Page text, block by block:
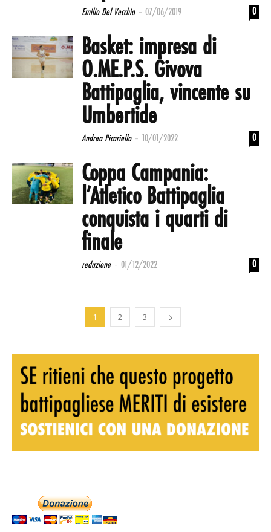
Emilio Del Vecchio - 07/06/2019 0
Basket: impresa di
O.ME.P.S. Givova
Battipaglia, vincente su
Umbertide
Andrea Picariello - 10/01/2022 0
Coppa Campania:
l’Atletico Battipaglia
conquista i quarti di
finale
redazione - 01/12/2022 0
1 2 3